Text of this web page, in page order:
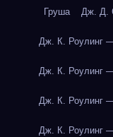
Груша Дж. Д.
Дж. К. Роулинг
Дж. К. Роулинг
Дж. К. Роулинг
Дж. К. Роулинг